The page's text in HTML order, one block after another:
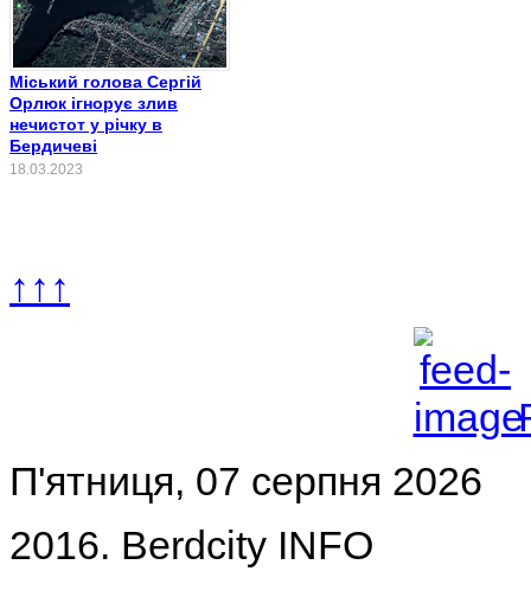
Міський голова Сергій
Орлюк ігнорує злив
нечистот у річку в
Бердичеві
18.03.2023
↑↑↑
П'ятниця, 07 серпня 2026
2016. Berdcity INFO